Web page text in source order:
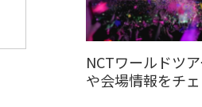
NCTワールドツ
や会場情報をチェ